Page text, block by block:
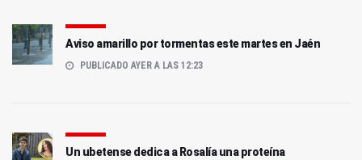
Aviso amarillo por tormentas este martes en Jaén
PUBLICADO AYER A LAS 12:23
Un ubetense dedica a Rosalía una proteína